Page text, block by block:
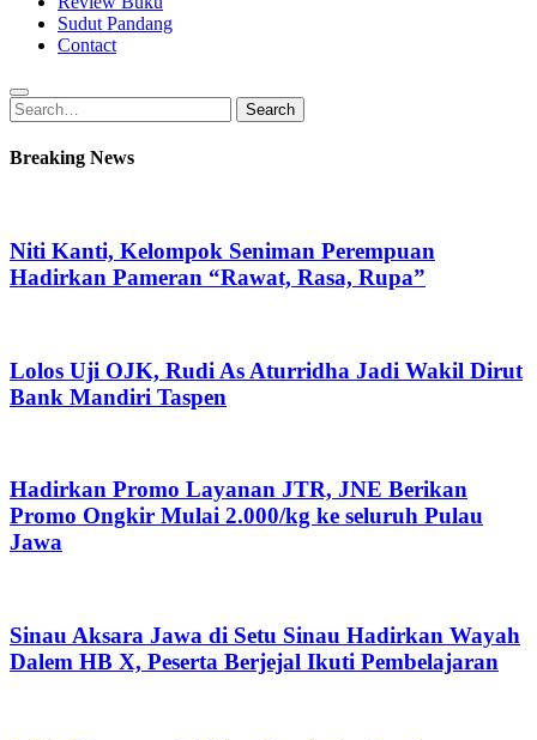
Sudut Pandang
Contact
Search
for:
Search
Breaking News
Niti Kanti, Kelompok Seniman Perempuan
Hadirkan Pameran “Rawat, Rasa, Rupa”
Lolos Uji OJK, Rudi As Aturridha Jadi Wakil Dirut
Bank Mandiri Taspen
Hadirkan Promo Layanan JTR, JNE Berikan
Promo Ongkir Mulai 2.000/kg ke seluruh Pulau
Jawa
Sinau Aksara Jawa di Setu Sinau Hadirkan Wayah
Dalem HB X, Peserta Berjejal Ikuti Pembelajaran